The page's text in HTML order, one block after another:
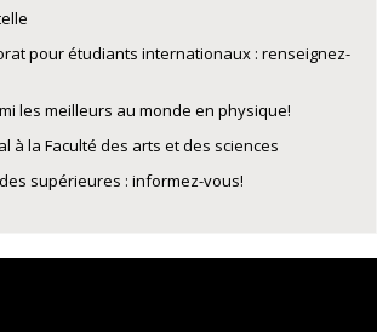
pour étudiants internationaux : renseignez-
les meilleurs au monde en physique!
à la Faculté des arts et des sciences
supérieures : informez-vous!